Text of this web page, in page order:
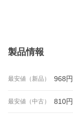
製品情報
最安値（新品） 968円
最安値（中古） 810円